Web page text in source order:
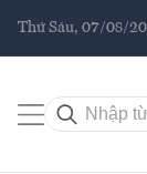
Thứ Sáu, 07/08/